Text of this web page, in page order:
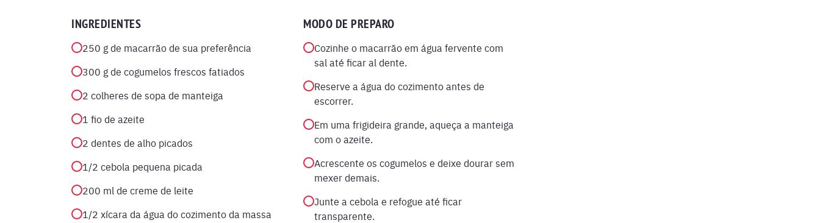
INGREDIENTES
250 g de macarrão de sua preferência
300 g de cogumelos frescos fatiados
2 colheres de sopa de manteiga
1 fio de azeite
2 dentes de alho picados
1/2 cebola pequena picada
200 ml de creme de leite
1/2 xícara da água do cozimento da massa
MODO DE PREPARO
Cozinhe o macarrão em água fervente com
sal até ficar al dente.
Reserve a água do cozimento antes de
escorrer.
Em uma frigideira grande, aqueça a manteiga
com o azeite.
Acrescente os cogumelos e deixe dourar sem
mexer demais.
Junte a cebola e refogue até ficar
transparente.